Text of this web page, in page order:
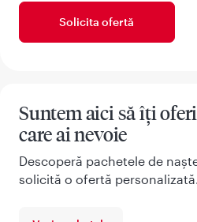
Solicita ofertă
Suntem aici să îți
care ai nevoie
Descoperă pachetele de
solicită o ofertă personalizată.